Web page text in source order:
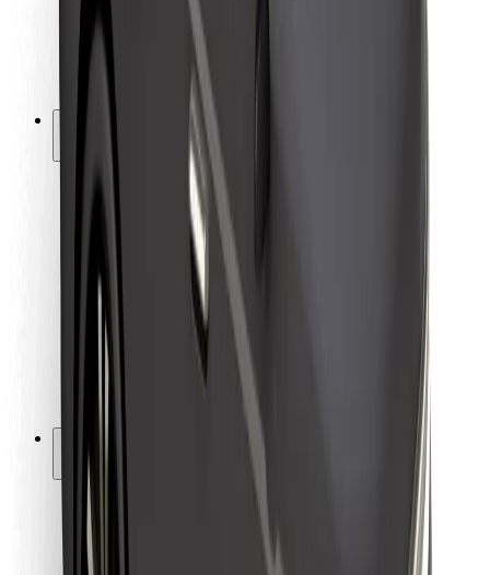
ქალაქი უკეთესობისკენ
აეროპორტები
Bolt-ის დასატენი სადგური
მგზავრებისთვის
მძღოლებისთვის
კურიერებისთვის
Bolt Food
ავტოპარკის მფლობელებისთვის
რესტორნებისთვის